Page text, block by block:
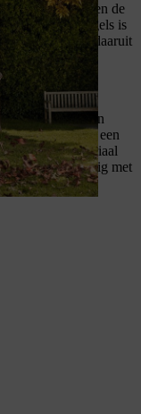
de wortels zullen de
op tegels is
van daaruit
komen en deze
werken met een
voegen kan ook een
materiaal
eenvoudig met